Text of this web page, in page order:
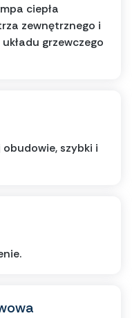
ciepła
zewnętrznego i
grzewczego
szybki i